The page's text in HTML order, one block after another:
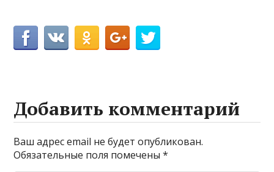
Добавить комментарий
Ваш адрес email не будет опубликован.
Обязательные поля помечены*